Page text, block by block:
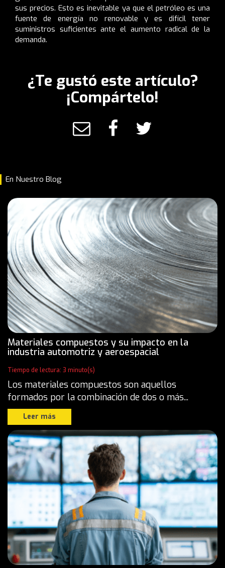
sus precios. Esto es inevitable ya que el petróleo es una
fuente de energía no renovable y es difícil tener
suministros suficientes ante el aumento radical de la
demanda.
¿Te gustó este artículo?
¡Compártelo!
En Nuestro Blog
Materiales compuestos y su impacto en la
industria automotriz y aeroespacial
Tiempo de lectura: 3 minuto(s)
Los materiales compuestos son aquellos
formados por la combinación de dos o más...
Leer más